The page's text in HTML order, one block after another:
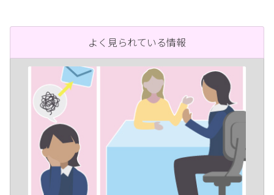
よく見られている情報